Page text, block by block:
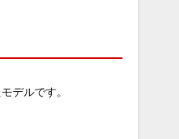
デルです。